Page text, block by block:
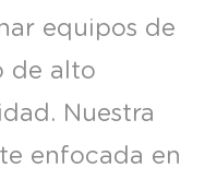
equipos de
de alto
Nuestra
enfocada en